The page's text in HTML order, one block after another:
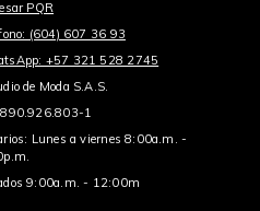
PQR
(604) 607 36 93
+57 321 528 2745
de Moda S.A.S.
890.926.803-1
Lunes a viernes 8:00a.m. -
9:00a.m. - 12:00m